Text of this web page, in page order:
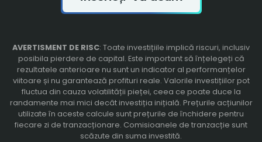
AVERTISMENT DE RISC: Toate investițiile implică riscuri, inclusiv
posibila pierdere de capital. Este important să înțelegeți că
rezultatele anterioare nu sunt un indicator al performanțelor
viitoare și nu garantează profituri reale. Valorile investițiilor pot
fluctua din cauza volatilității pieței, ceea ce poate duce la
randamente mai mici decât investiția inițială. Prețurile acțiunilor
utilizate în aceste calcule sunt prețurile de închidere pentru
fiecare zi de tranzacționare. Comisioanele de tranzacție sunt
scăzute din suma investită.